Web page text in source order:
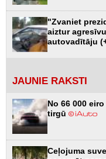
"Zvaniet
aiztur
autovadītāju
JAUNIE RAKSTI
No 66 000
tirgū
Ceļojuma